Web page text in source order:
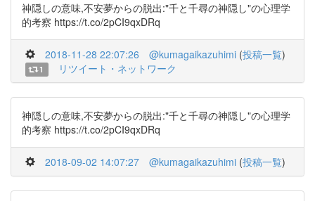
神隠しの意味,不安夢からの脱出:"千と千尋の神隠し"の心理学
的考察 https://t.co/2pCI9qxDRq
2018-11-28 22:07:26 @kumagaikazuhimi (投稿一覧)
1 リツイート・ネットワーク
神隠しの意味,不安夢からの脱出:"千と千尋の神隠し"の心理学
的考察 https://t.co/2pCI9qxDRq
2018-09-02 14:07:27 @kumagaikazuhimi (投稿一覧)